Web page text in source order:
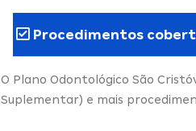
Procedimentos
O Plano Odontológico São
Suplementar) e mais